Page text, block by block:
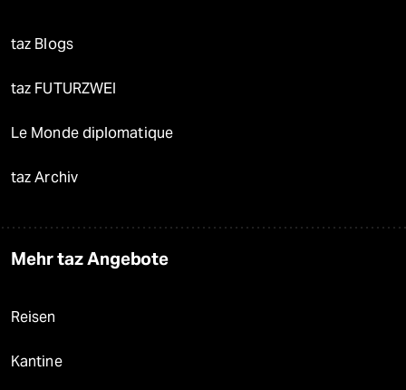
taz Blogs
taz FUTURZWEI
Le Monde diplomatique
taz Archiv
Mehr taz Angebote
Reisen
Kantine